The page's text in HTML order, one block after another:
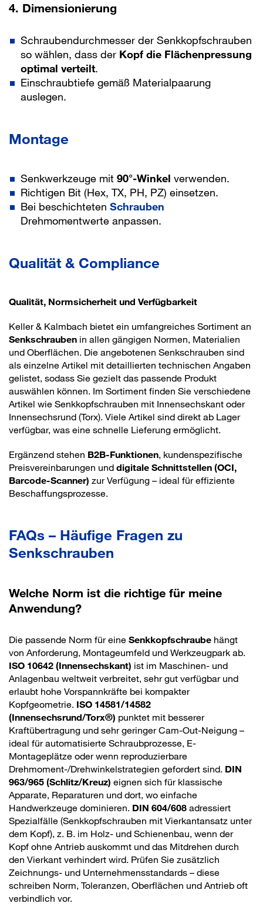
4. Dimensionierung
Schraubendurchmesser der Senkkopfschrauben
so wählen, dass der Kopf die Flächenpressung
optimal verteilt.
Einschraubtiefe gemäß Materialpaarung
auslegen.
Montage
Senkwerkzeuge mit 90°-Winkel verwenden.
Richtigen Bit (Hex, TX, PH, PZ) einsetzen.
Bei beschichteten Schrauben
Drehmomentwerte anpassen.
Qualität & Compliance
Qualität, Normsicherheit und Verfügbarkeit
Keller & Kalmbach bietet ein umfangreiches Sortiment an
Senkschrauben in allen gängigen Normen, Materialien
und Oberflächen. Die angebotenen Senkschrauben sind
als einzelne Artikel mit detaillierten technischen Angaben
gelistet, sodass Sie gezielt das passende Produkt
auswählen können. Im Sortiment finden Sie verschiedene
Artikel wie Senkkopfschrauben mit Innensechskant oder
Innensechsrund (Torx). Viele Artikel sind direkt ab Lager
verfügbar, was eine schnelle Lieferung ermöglicht.
Ergänzend stehen B2B-Funktionen, kundenspezifische
Preisvereinbarungen und digitale Schnittstellen (OCI,
Barcode-Scanner) zur Verfügung – ideal für effiziente
Beschaffungsprozesse.
FAQs – Häufige Fragen zu
Senkschrauben
Welche Norm ist die richtige für meine
Anwendung?
Die passende Norm für eine Senkkopfschraube hängt
von Anforderung, Montageumfeld und Werkzeugpark ab.
ISO 10642 (Innensechskant) ist im Maschinen- und
Anlagenbau weltweit verbreitet, sehr gut verfügbar und
erlaubt hohe Vorspannkräfte bei kompakter
Kopfgeometrie. ISO 14581/14582
(Innensechsrund/Torx®) punktet mit besserer
Kraftübertragung und sehr geringer Cam-Out-Neigung –
ideal für automatisierte Schraubprozesse, E-
Montageplätze oder wenn reproduzierbare
Drehmoment-/Drehwinkelstrategien gefordert sind. DIN
963/965 (Schlitz/Kreuz) eignen sich für klassische
Apparate, Reparaturen und dort, wo einfache
Handwerkzeuge dominieren. DIN 604/608 adressiert
Spezialfälle (Senkkopfschrauben mit Vierkantansatz unter
dem Kopf), z. B. im Holz- und Schienenbau, wenn der
Kopf ohne Antrieb auskommt und das Mitdrehen durch
den Vierkant verhindert wird. Prüfen Sie zusätzlich
Zeichnungs- und Unternehmensstandards – diese
schreiben Norm, Toleranzen, Oberflächen und Antrieb oft
verbindlich vor.